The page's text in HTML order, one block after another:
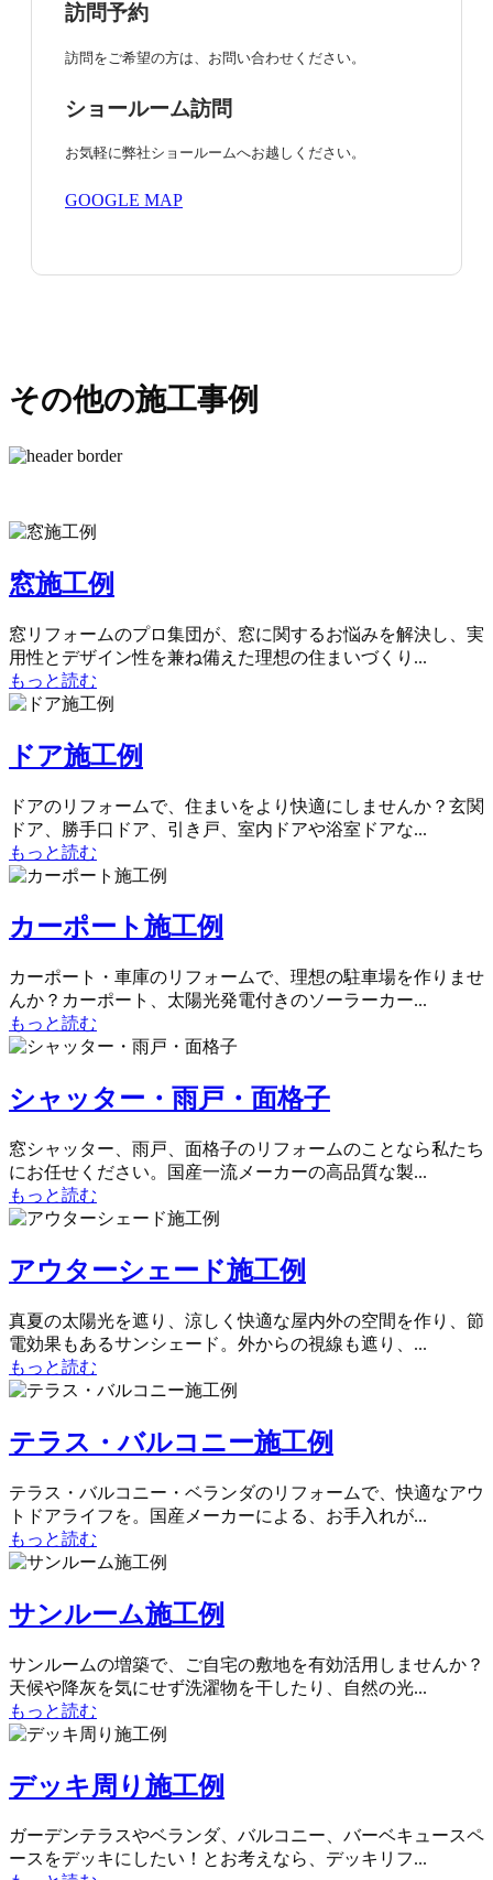
訪問予約
訪問をご希望の方は、お問い合わせください。
ショールーム訪問
お気軽に弊社ショールームへお越しください。
GOOGLE MAP
その他の施工事例
窓施工例
窓リフォームのプロ集団が、窓に関するお悩みを解決し、実
用性とデザイン性を兼ね備えた理想の住まいづくり...
もっと読む
ドア施工例
ドアのリフォームで、住まいをより快適にしませんか？玄関
ドア、勝手口ドア、引き戸、室内ドアや浴室ドアな...
もっと読む
カーポート施工例
カーポート・車庫のリフォームで、理想の駐車場を作りませ
んか？カーポート、太陽光発電付きのソーラーカー...
もっと読む
シャッター・雨戸・面格子
窓シャッター、雨戸、面格子のリフォームのことなら私たち
にお任せください。国産一流メーカーの高品質な製...
もっと読む
アウターシェード施工例
真夏の太陽光を遮り、涼しく快適な屋内外の空間を作り、節
電効果もあるサンシェード。外からの視線も遮り、...
もっと読む
テラス・バルコニー施工例
テラス・バルコニー・ベランダのリフォームで、快適なアウ
トドアライフを。国産メーカーによる、お手入れが...
もっと読む
サンルーム施工例
サンルームの増築で、ご自宅の敷地を有効活用しませんか？
天候や降灰を気にせず洗濯物を干したり、自然の光...
もっと読む
デッキ周り施工例
ガーデンテラスやベランダ、バルコニー、バーベキュースペ
ースをデッキにしたい！とお考えなら、デッキリフ...